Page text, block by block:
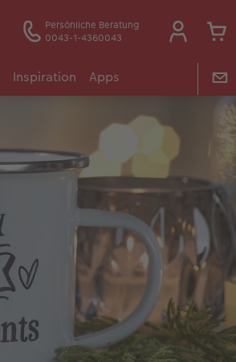
Persönliche Beratung
0043-1-4360043
Inspiration Apps